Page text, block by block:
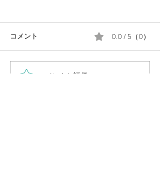
毎週金曜日の朝は #定例の
コメント 0.0 / 5（0）
コメントと評価...